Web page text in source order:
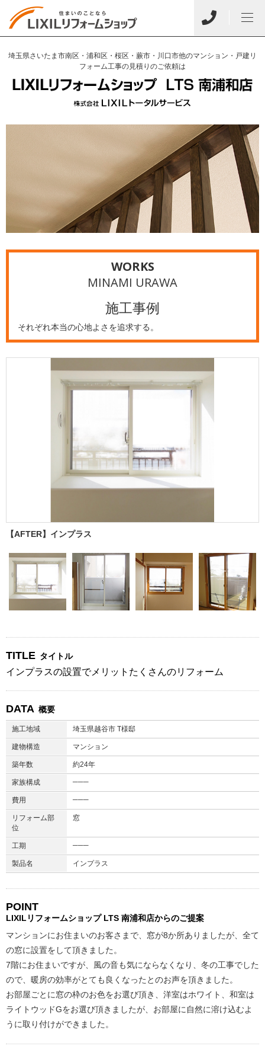
埼玉県さいたま市南区・浦和区・桜区・蕨市・川口市他のマンション・戸建リ
フォーム工事の見積りのご依頼は
WORKS
MINAMI URAWA
施工事例
それぞれ本当の心地よさを追求する。
【AFTER】インプラス
TITLE タイトル
インプラスの設置でメリットたくさんのリフォーム
DATA 概要
施工地域 埼玉県越谷市 T様邸
建物構造 マンション
築年数 約24年
家族構成 ───
費用 ───
リフォーム部
位
窓
工期 ───
製品名 インプラス
POINT
LIXILリフォームショップ LTS 南浦和店からのご提案
マンションにお住まいのお客さまで、窓が8か所ありましたが、全て
の窓に設置をして頂きました。
7階にお住まいですが、風の音も気にならなくなり、冬の工事でした
ので、暖房の効率がとても良くなったとのお声を頂きました。
お部屋ごとに窓の枠のお色をお選び頂き、洋室はホワイト、和室は
ライトウッドGをお選び頂きましたが、お部屋に自然に溶け込むよ
うに取り付けができました。